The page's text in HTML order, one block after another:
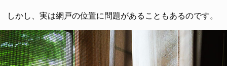
しかし、実は網戸の位置に問題があることもあるのです。